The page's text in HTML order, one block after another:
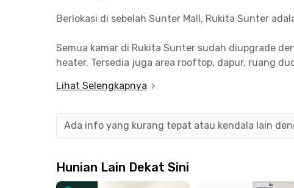
Berlokasi di sebelah Sunter Mall, Rukita Sunter
Semua kamar di Rukita Sunter sudah diupgrade
heater. Tersedia juga area rooftop, dapur, ruang
Dengan tagihan terpadu, kamu hanya perlu
Untuk melindungi penghuni dari paparan COVID-
Unit Rukita Metro Indah Sunter dikelilingi oleh :
Lihat Selengkapnya
Ada info yang kurang tepat atau kendala lain
Hunian Lain Dekat Sini